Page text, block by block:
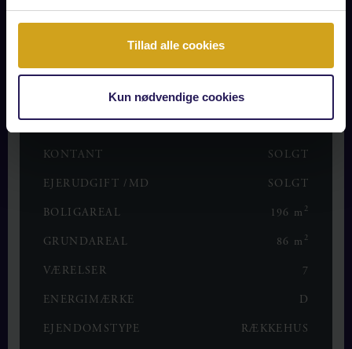
Tillad alle cookies
Kun nødvendige cookies
LÆS MERE
OPLYSNINGER OM BOLIGEN
KONTANT SOLGT
EJERUDGIFT /MD SOLGT
BOLIGAREAL 196 m 2
GRUNDAREAL 86 m 2
VÆRELSER 7
ENERGIMÆRKE D
EJENDOMSTYPE RÆKKEHUS